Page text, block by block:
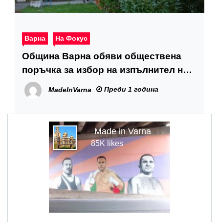
Варна На Фокус
Община Варна обяви обществена
поръчка за избор на изпълнител на
ремонта на сградата на район „Вл.
Варненчик“
MadeInVarna Преди 1 година
Made in Varna
85K likes